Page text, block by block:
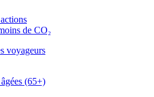
de CO₂
voyageurs
(65+)